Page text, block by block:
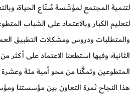
لتنمية المجتمع لمؤسَّسة صُنّاع الحياة،
لتعليم الكبار وبالاعتماد على الشباب
والمتطلبات ودروس ومشكلات التطبيق
الثانية، وفيها استطعنا الاعتماد على أكثر
المتطوعين وتمكَّنا من محو أمية مئة وعشرة
هذا النجاح ثمرة التعاون بين مؤسستنا